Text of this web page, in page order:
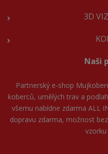
3D
Naši
Partnerský e-shop
koberců, umělých trav a
všemu nabídne zdarma ALL
dopravu zdarma, možnost